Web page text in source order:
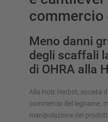
commercio
Meno danni
degli scaffali
di OHRA alla
Alla Holz Herbst, società
commercio del legname,
manipolazione dei
SOLUZIONI DI
Scaffale porta pallet
Scaffalature su basi mobili
Sistemi di stoccaggio